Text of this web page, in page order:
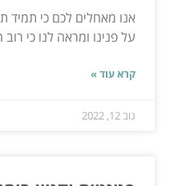
אנו מאחלים לכם כי תמיד
על פנינו ומראה לנו כי רוב
קרא עוד »
נוב 12, 2022